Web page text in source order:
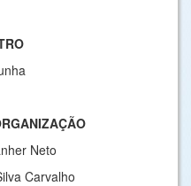
Neto
Carvalho